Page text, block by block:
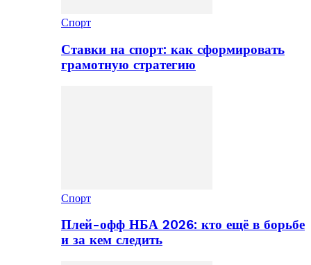
Спорт
Ставки на спорт: как сформировать
грамотную стратегию
Спорт
Плей-офф НБА 2026: кто ещё в борьбе
и за кем следить